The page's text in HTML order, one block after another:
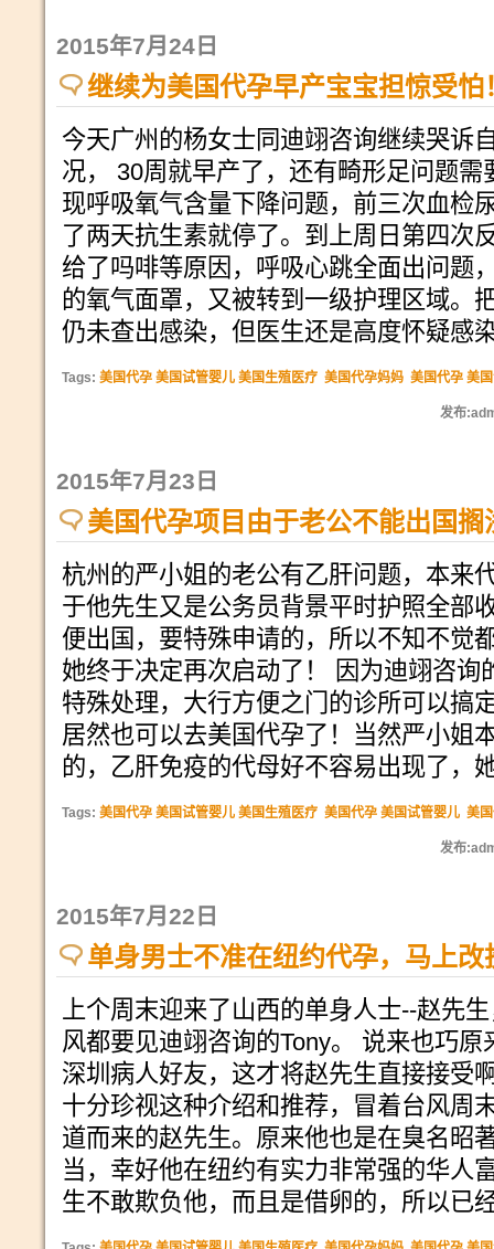
2015年7月24日
继续为美国代孕早产宝宝担惊受怕
今天广州的杨女士同迪翊咨询继续哭诉
况， 30周就早产了，还有畸形足问题
现呼吸氧气含量下降问题，前三次血检
了两天抗生素就停了。到上周日第四次
给了吗啡等原因，呼吸心跳全面出问题
的氧气面罩，又被转到一级护理区域。
仍未查出感染，但医生还是高度怀疑感
Tags: 美国代孕 美国试管婴儿 美国生殖医疗 美国代孕妈妈 美国代孕 美
发布
2015年7月23日
美国代孕项目由于老公不能出国
杭州的严小姐的老公有乙肝问题，本来
于他先生又是公务员背景平时护照全部
便出国，要特殊申请的，所以不知不觉
她终于决定再次启动了！ 因为迪翊咨询
特殊处理，大行方便之门的诊所可以搞
居然也可以去美国代孕了！当然严小姐
的，乙肝免疫的代母好不容易出现了，
Tags: 美国代孕 美国试管婴儿 美国生殖医疗 美国代孕 美国试管婴儿 美
发布
2015年7月22日
单身男士不准在纽约代孕，马上
上个周末迎来了山西的单身人士--赵先
风都要见迪翊咨询的Tony。 说来也巧
深圳病人好友，这才将赵先生直接接受
十分珍视这种介绍和推荐，冒着台风周
道而来的赵先生。原来他也是在臭名昭
当，幸好他在纽约有实力非常强的华人
生不敢欺负他，而且是借卵的，所以已